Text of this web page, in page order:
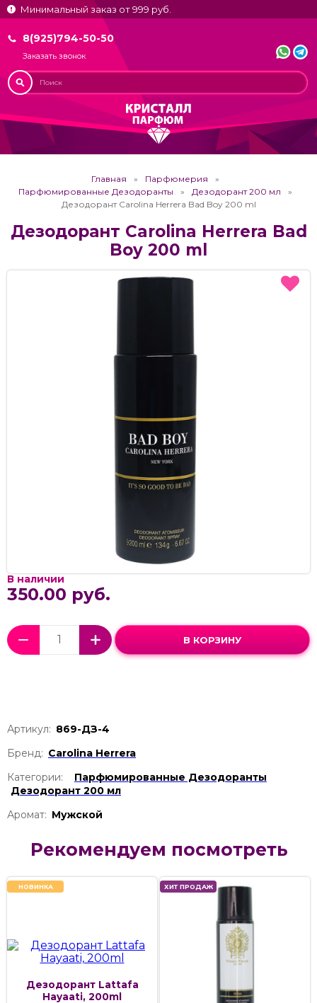
Минимальный заказ от 999 руб.
8(925)794-50-50
Заказать звонок
Главная
Парфюмерия
Парфюмированные Дезодоранты
Дезодорант 200 мл
Дезодорант Carolina Herrera Bad Boy 200 ml
Дезодорант Carolina Herrera Bad
Boy 200 ml
В наличии
350.00 руб.
В КОРЗИНУ
Артикул: 869-ДЗ-4
Бренд: Carolina Herrera
Категории:
Парфюмированные Дезодоранты
Дезодорант 200 мл
Аромат: Мужской
Рекомендуем посмотреть
НОВИНКА
Дезодорант Lattafa
Hayaati, 200ml
ХИТ ПРОДАЖ